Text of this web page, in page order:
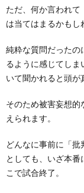
ただ、何か言われて
は当てはまるかもし
純粋な質問だったの
るように感じてしま
いて聞かれると頭が
そのため被害妄想
えられます。
どんなに事前に「
としても、いざ本
こで試合終了。